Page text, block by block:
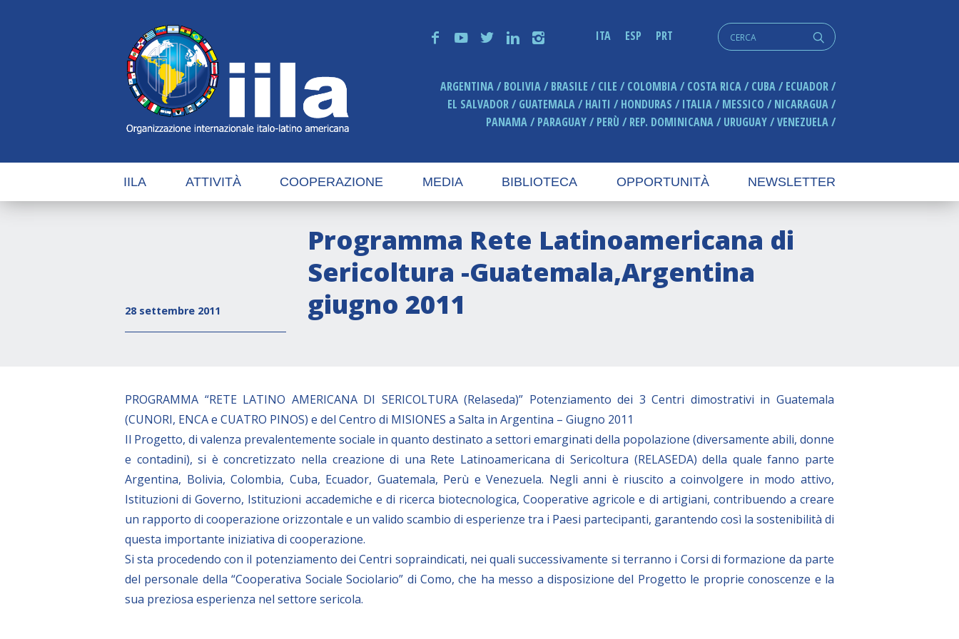
f y t n i ITA ESP PRT q
Cerca:
ARGENTINA BOLIVIA BRASILE CILE COLOMBIA COSTA RICA CUBA
ECUADOR
EL SALVADOR
GUATEMALA HAITI HONDURAS ITALIA MESSICO
NICARAGUA
PANAMA
PARAGUAY PERÙ REP. DOMINICANA URUGUAY VENEZUELA
IILA ATTIVITÀ COOPERAZIONE MEDIA BIBLIOTECA OPPORTUNITÀ NEWSLETTER
28 settembre 2011
Programma Rete Latinoamericana di
Sericoltura -Guatemala,Argentina
giugno 2011
PROGRAMMA “RETE LATINO AMERICANA DI SERICOLTURA (Relaseda)” Potenziamento dei 3 Centri dimostrativi in Guatemala
(CUNORI, ENCA e CUATRO PINOS) e del Centro di MISIONES a Salta in Argentina – Giugno 2011
Il Progetto, di valenza prevalentemente sociale in quanto destinato a settori emarginati della popolazione (diversamente abili, donne
e contadini), si è concretizzato nella creazione di una Rete Latinoamericana di Sericoltura (RELASEDA) della quale fanno parte
Argentina, Bolivia, Colombia, Cuba, Ecuador, Guatemala, Perù e Venezuela. Negli anni è riuscito a coinvolgere in modo attivo,
Istituzioni di Governo, Istituzioni accademiche e di ricerca biotecnologica, Cooperative agricole e di artigiani, contribuendo a creare
un rapporto di cooperazione orizzontale e un valido scambio di esperienze tra i Paesi partecipanti, garantendo così la sostenibilità di
questa importante iniziativa di cooperazione.
Si sta procedendo con il potenziamento dei Centri sopraindicati, nei quali successivamente si terranno i Corsi di formazione da parte
del personale della “Cooperativa Sociale Sociolario” di Como, che ha messo a disposizione del Progetto le proprie conoscenze e la
sua preziosa esperienza nel settore sericola.